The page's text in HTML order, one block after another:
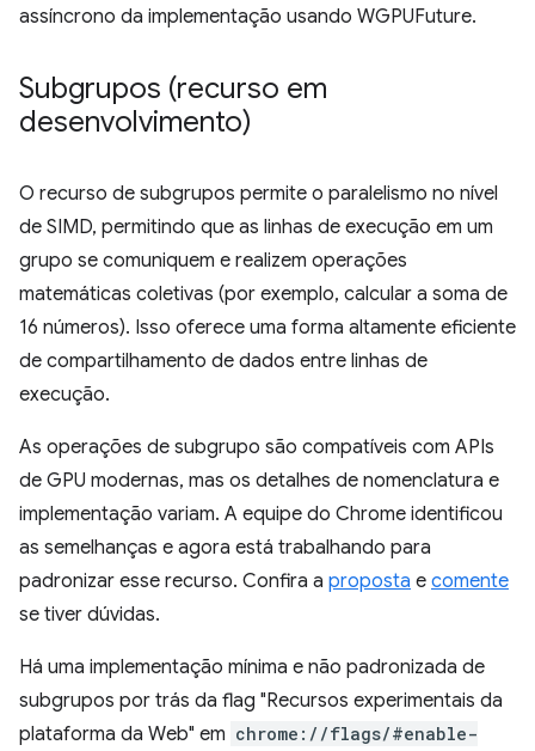
assíncrono da implementação usando WGPUFuture.
Subgrupos (recurso em
desenvolvimento)
O recurso de subgrupos permite o paralelismo no nível
de SIMD, permitindo que as linhas de execução em um
grupo se comuniquem e realizem operações
matemáticas coletivas (por exemplo, calcular a soma de
16 números). Isso oferece uma forma altamente eficiente
de compartilhamento de dados entre linhas de
execução.
As operações de subgrupo são compatíveis com APIs
de GPU modernas, mas os detalhes de nomenclatura e
implementação variam. A equipe do Chrome identificou
as semelhanças e agora está trabalhando para
padronizar esse recurso. Confira a proposta e comente
se tiver dúvidas.
Há uma implementação mínima e não padronizada de
subgrupos por trás da flag "Recursos experimentais da
plataforma da Web" em chrome://flags/#enable-